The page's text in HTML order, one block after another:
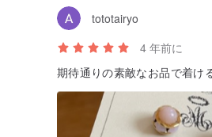
14kgf 耳針
tototairyo
4 年前に
期待通りの素敵なお品で着け